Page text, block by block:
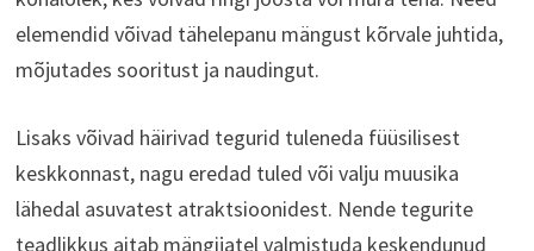
elemendid võivad tähelepanu mängust kõrvale juhtida,
mõjutades sooritust ja naudingut.
Lisaks võivad häirivad tegurid tuleneda füüsilisest
keskkonnast, nagu eredad tuled või valju muusika
lähedal asuvatest atraktsioonidest. Nende tegurite
teadlikkus aitab mängijatel valmistuda keskendunud